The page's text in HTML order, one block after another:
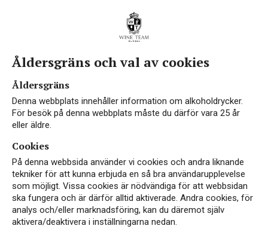
Åldersgräns och val av cookies
Åldersgräns
Denna webbplats innehåller information om alkoholdrycker.
För besök på denna webbplats måste du därför vara 25 år
eller äldre.
Cookies
På denna webbsida använder vi cookies och andra liknande
tekniker för att kunna erbjuda en så bra användarupplevelse
som möjligt. Vissa cookies är nödvändiga för att webbsidan
ska fungera och är därför alltid aktiverade. Andra cookies, för
analys och/eller marknadsföring, kan du däremot själv
aktivera/deaktivera i inställningarna nedan.